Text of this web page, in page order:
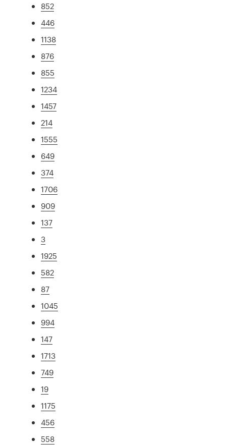
852
446
1138
876
855
1234
1457
214
1555
649
374
1706
909
137
3
1925
582
87
1045
994
147
1713
749
19
1175
456
558